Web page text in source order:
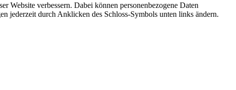
Website verbessern. Dabei können personenbezogene Daten
jederzeit durch Anklicken des Schloss-Symbols unten links ändern.